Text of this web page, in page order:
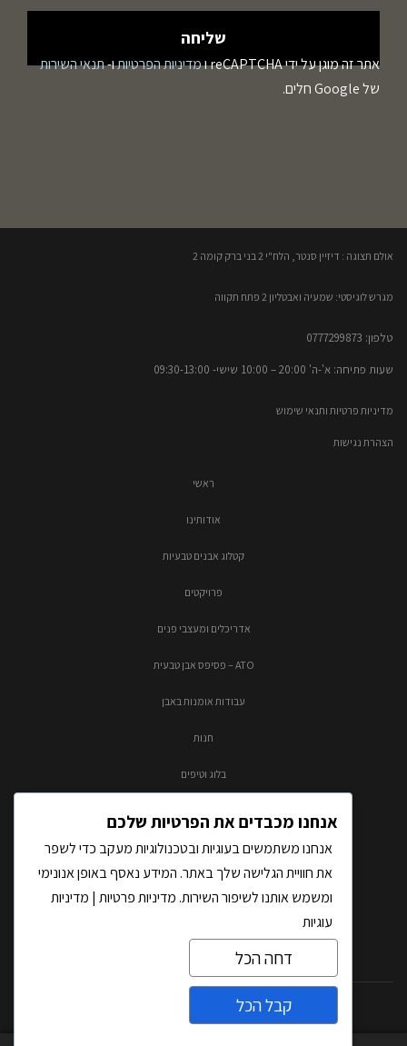
אתר זה מוגן על ידי reCAPTCHA ו מדיניות הפרטיותו-תנאי השירות
של Google חלים.
אולם תצוגה : דיזיין סנטר, הלח"י 2 בני ברק קומה 2​
מגרש לוגיסטי: שמעיה ואבטליון 2 פתח תקווה
טלפון: 0777299873​
שעות פתיחה: א'-ה' 20:00 – 10:00​​ שישי- 09:30-13:00
מדיניות פרטיות ותנאי שימוש
הצהרת נגישות
ראשי
אודותינו
קטלוג אבנים טבעיות
פרויקטים
אדריכלים ומעצבי פנים
ATO – פסיפס אבן טבעית
עבודות אומנות באבן
חנות
בלוג וטיפים
כל הזכויות שמורות לאבסולוטו בע"מ |
אנחנו מכבדים את הפרטיות שלכם
אנחנו משתמשים בעוגיות ובטכנולוגיות מעקב כדי לשפר
את חוויית הגלישה שלך באתר. המידע נאסף באופן אנונימי
ומשמש אותנו לשיפור השירות. מדיניות פרטיות | מדיניות
עוגיות
דחה הכל
קבל הכל